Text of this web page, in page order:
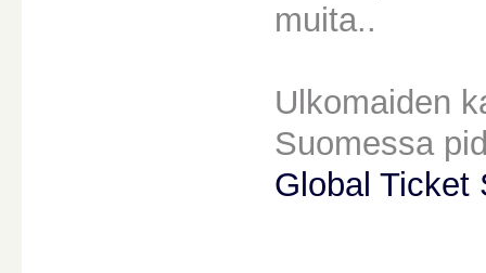
muita..
Ulkomaiden
Suomessa
Global Ticket